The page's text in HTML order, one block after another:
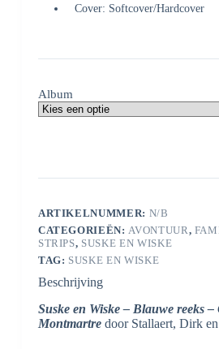
Cover: Softcover/Hardcover
Album
ARTIKELNUMMER: N/B
CATEGORIEËN: AVONTUUR,
STRIPS, SUSKE EN WISKE
TAG: SUSKE EN WISKE
Beschrijving
Suske en Wiske – Blauwe reeks
Montmartredoor Stallaert, Dirk